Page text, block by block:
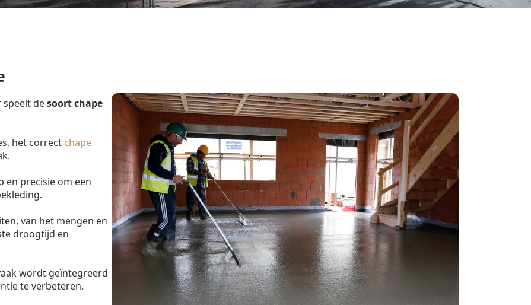
speelt desoort chape
het correct chape
en precisie om een
van het mengen en
droogtijd en
wordt geïntegreerd
te verbeteren.